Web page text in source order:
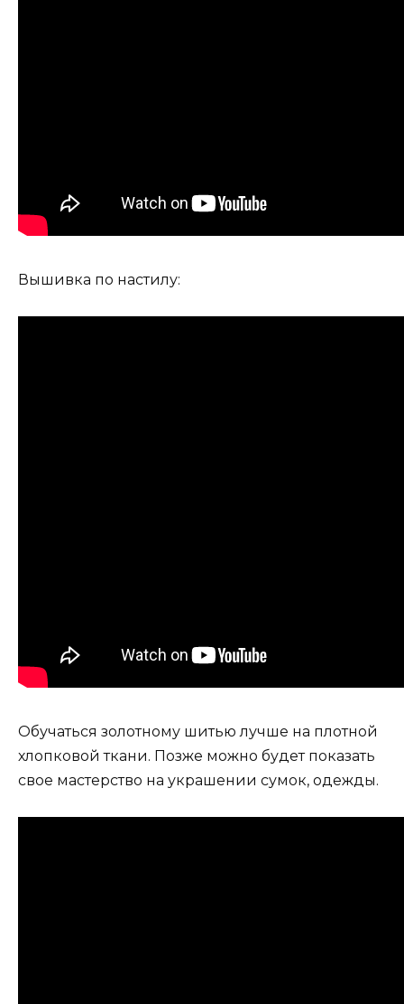
Вышивка по настилу:
Обучаться золотному шитью лучше на плотной
хлопковой ткани. Позже можно будет показать
свое мастерство на украшении сумок, одежды.